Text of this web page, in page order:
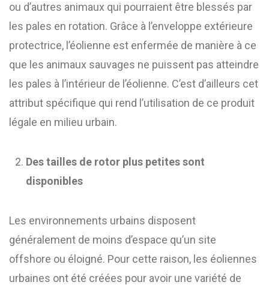
ou d’autres animaux qui pourraient être blessés par
les pales en rotation. Grâce à l’enveloppe extérieure
protectrice, l’éolienne est enfermée de manière à ce
que les animaux sauvages ne puissent pas atteindre
les pales à l’intérieur de l’éolienne. C’est d’ailleurs cet
attribut spécifique qui rend l’utilisation de ce produit
légale en milieu urbain.
Des tailles de rotor plus petites sont
disponibles
Les environnements urbains disposent
généralement de moins d’espace qu’un site
offshore ou éloigné. Pour cette raison, les éoliennes
urbaines ont été créées pour avoir une variété de